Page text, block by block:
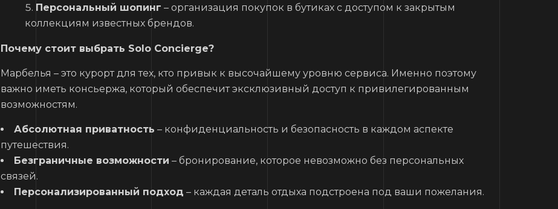
Персональный шопинг – организация покупок в бутиках с доступом к закрытым
коллекциям известных брендов.
Почему стоит выбрать Solo Concierge?
Марбелья – это курорт для тех, кто привык к высочайшему уровню сервиса. Именно поэтому
важно иметь консьержа, который обеспечит эксклюзивный доступ к привилегированным
возможностям.
Абсолютная приватность – конфиденциальность и безопасность в каждом аспекте
путешествия.
Безграничные возможности – бронирование, которое невозможно без персональных
связей.
Персонализированный подход – каждая деталь отдыха подстроена под ваши пожелания.